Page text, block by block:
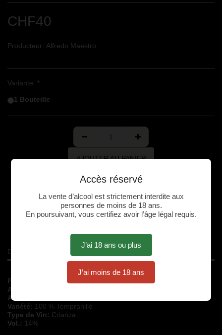
Accès réservé
La vente d’alcool est strictement interdite aux
personnes de moins de 18 ans.
En poursuivant, vous certifiez avoir l’âge légal requis.
J’ai 18 ans ou plus
J’ai moins de 18 ans
CHF40
Producteur: Alfredo Maestro
Variante: *
1 Bouteille
AJOUTER AU PANIER
Description
Production annuelle:
Appellation:
Année de récolte:
Variété: 100 % Tempranillo
Type de Vin: Crianza
Vol.: 14%